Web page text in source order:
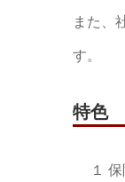
また、
す。
特色
１